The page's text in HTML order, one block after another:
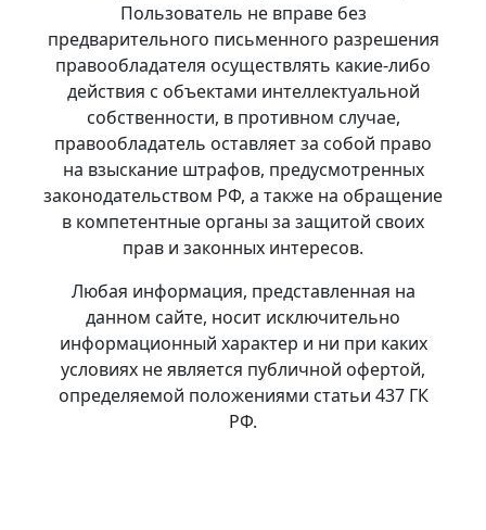
Пользователь не вправе без
предварительного письменного разрешения
правообладателя осуществлять какие-либо
действия с объектами интеллектуальной
собственности, в противном случае,
правообладатель оставляет за собой право
на взыскание штрафов, предусмотренных
законодательством РФ, а также на обращение
в компетентные органы за защитой своих
прав и законных интересов.
Любая информация, представленная на
данном сайте, носит исключительно
информационный характер и ни при каких
условиях не является публичной офертой,
определяемой положениями статьи 437 ГК
РФ.